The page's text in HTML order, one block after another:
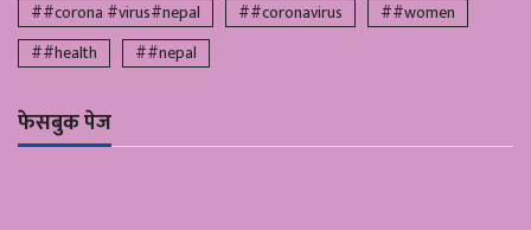
##corona #virus#nepal ##coronavirus
##women
##health
##nepal
फेसबुक पेज